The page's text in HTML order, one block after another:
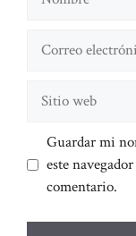
Correo
Sitio
Guardar mi
este
comentario.